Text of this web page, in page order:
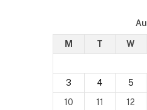
M T W
3
4 5
10
11 12